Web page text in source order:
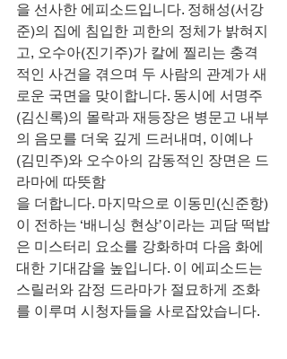
을 선사한 에피소드입니다. 정해성(서강
준)의 집에 침입한 괴한의 정체가 밝혀지
고, 오수아(진기주)가 칼에 찔리는 충격
적인 사건을 겪으며 두 사람의 관계가 새
로운 국면을 맞이합니다. 동시에 서명주
(김신록)의 몰락과 재등장은 병문고 내부
의 음모를 더욱 깊게 드러내며, 이예나
(김민주)와 오수아의 감동적인 장면은 드
라마에 따뜻함
을 더합니다. 마지막으로 이동민(신준항)
이 전하는 ‘배니싱 현상’이라는 괴담 떡밥
은 미스터리 요소를 강화하며 다음 화에
대한 기대감을 높입니다. 이 에피소드는
스릴러와 감정 드라마가 절묘하게 조화
를 이루며 시청자들을 사로잡았습니다.